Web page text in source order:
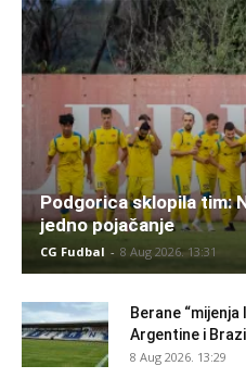
Podgorica sklopila tim:
jedno pojačanje
CG Fudbal - 8 Aug 2026. 13:31
Berane
Argentine i
8 Aug 2026. 13:29